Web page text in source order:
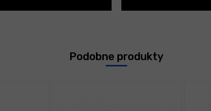
Podobne produkty